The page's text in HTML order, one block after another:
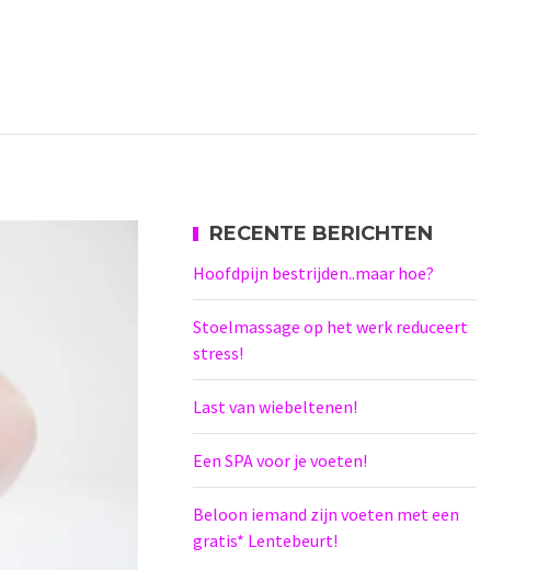
RECENTE BERICHTEN
Hoofdpijn bestrijden..maar hoe?
Stoelmassage op het werk reduceert
stress!
Last van wiebeltenen!
Een SPA voor je voeten!
Beloon iemand zijn voeten met een
gratis* Lentebeurt!